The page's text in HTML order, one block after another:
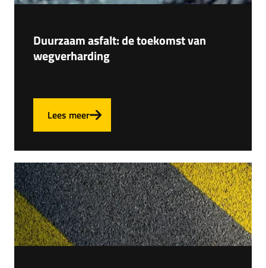
Duurzaam asfalt: de toekomst van
wegverharding
Lees meer